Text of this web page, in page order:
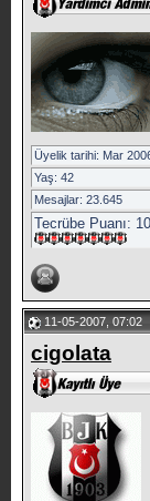
Üyelik tarihi: Mar
Yaş: 42
Mesajlar: 23.645
Tecrübe Puanı: 10
11-05-2007, 07:02
cigolata